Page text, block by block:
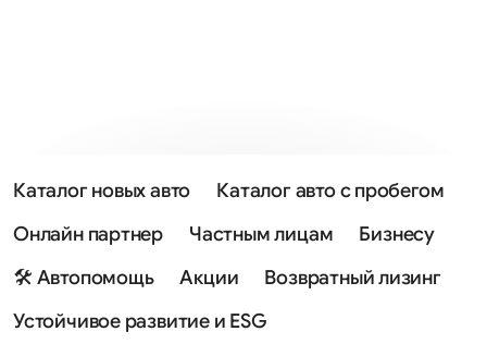
Каталог новых авто
Каталог авто с пробегом
Онлайн партнер
Частным лицам
Бизнесу
🛠 Автопомощь
Акции
Возвратный лизинг
Устойчивое развитие и ESG